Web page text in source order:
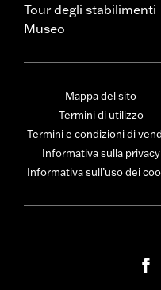
Tour degli stabilimenti
Museo
Mappa del sito
Termini di utilizzo
Termini e condizioni di
Informativa sulla privacy
Informativa sull’uso dei